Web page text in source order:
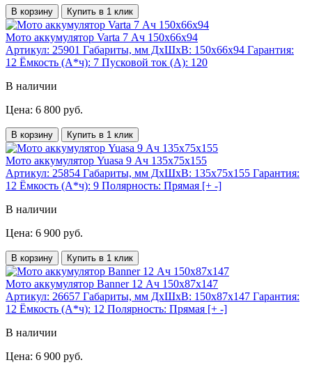
В корзину Купить в 1 клик
Мото аккумулятор Varta 7 Ач 150x66x94
Артикул: 25901 Габариты, мм ДхШхВ: 150x66x94 Гарантия:
12 Ёмкость (А*ч): 7 Пусковой ток (А): 120
В наличии
Цена: 6 800 руб.
В корзину Купить в 1 клик
Мото аккумулятор Yuasa 9 Ач 135x75x155
Артикул: 25854 Габариты, мм ДхШхВ: 135x75x155 Гарантия:
12 Ёмкость (А*ч): 9 Полярность: Прямая [+ -]
В наличии
Цена: 6 900 руб.
В корзину Купить в 1 клик
Мото аккумулятор Banner 12 Ач 150x87x147
Артикул: 26657 Габариты, мм ДхШхВ: 150x87x147 Гарантия:
12 Ёмкость (А*ч): 12 Полярность: Прямая [+ -]
В наличии
Цена: 6 900 руб.